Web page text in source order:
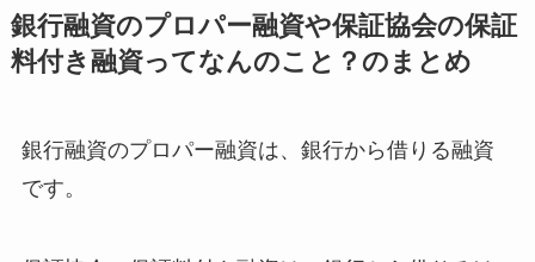
銀行融資のプロパー融資や保証協会の保証
料付き融資ってなんのこと？のまとめ
銀行融資のプロパー融資は、銀行から借りる融資
です。